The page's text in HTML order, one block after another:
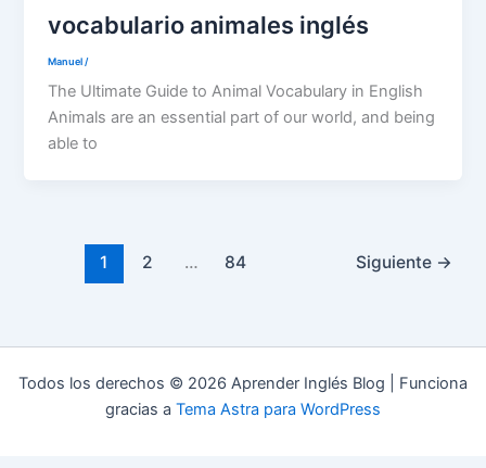
vocabulario animales inglés
Manuel/
The Ultimate Guide to Animal Vocabulary in English
Animals are an essential part of our world, and being
able to
1 2 … 84 Siguiente →
Todos los derechos © 2026 Aprender Inglés Blog | Funciona
gracias a Tema Astra para WordPress